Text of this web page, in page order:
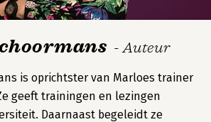
- Auteur
is oprichtster van Marloes trainer
geeft trainingen en lezingen
Daarnaast begeleidt ze